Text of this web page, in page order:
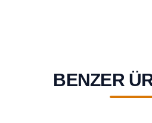
BENZER